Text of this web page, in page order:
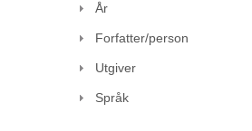
År
Forfatter/person
Utgiver
Språk